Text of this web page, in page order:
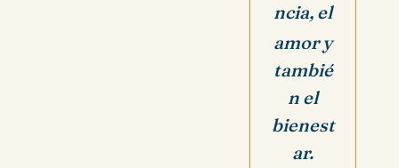
ncia, el
amor y
tambié
n el
bienest
ar.